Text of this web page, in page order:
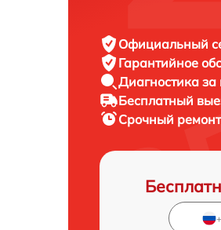
Официальный
Гарантийное
Диагностика за
Бесплатный
Срочный ремонт